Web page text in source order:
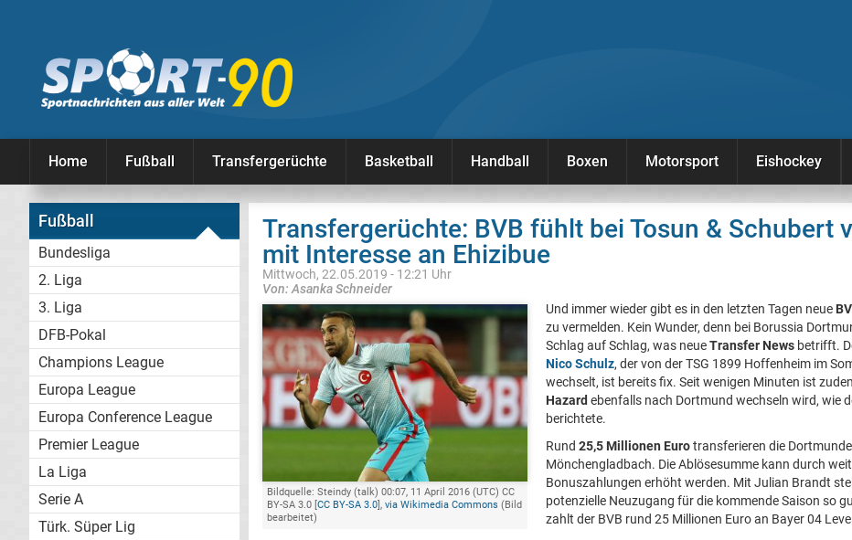
Home Fußball Transfergerüchte Basketball Handball Boxen Motorsport Eishockey
Fußball
Bundesliga
2. Liga
3. Liga
DFB-Pokal
Champions League
Europa League
Europa Conference League
Premier League
La Liga
Serie A
Türk. Süper Lig
Transfergerüchte: BVB fühlt bei Tosun & Schubert
mit Interesse an Ehizibue
Mittwoch, 22.05.2019 - 12:21 Uhr
Von: Asanka Schneider
Bildquelle: Steindy (talk) 00:07, 11 April 2016 (UTC) CC
BY-SA 3.0 [CC BY-SA 3.0], via Wikimedia Commons (Bild
bearbeitet)
Und immer wieder gibt es in den letzten Tagen neue
zu vermelden. Kein Wunder, denn bei Borussia
Schlag auf Schlag, was neueTransfer News betrifft.
Nico Schulz, der von der TSG 1899 Hoffenheim im
wechselt, ist bereits fix. Seit wenigen Minuten ist
Hazard ebenfalls nach Dortmund wechseln wird, wie
berichtete.
Rund 25,5 Millionen Eurotransferieren die
Mönchengladbach. Die Ablösesumme kann durch
Bonuszahlungen erhöht werden. Mit Julian Brandt
potenzielle Neuzugang für die kommende Saison so
zahlt der BVB rund 25 Millionen Euro an Bayer 04